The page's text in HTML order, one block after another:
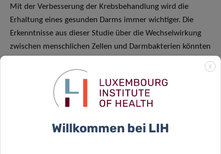
Mit der Verbesserung der Krebsbehandlung wird die
Erhaltung eines gesunden Darms immer wichtiger. Die
Erkenntnisse aus dieser Studie über die Wechselwirkung
zwischen menschlichen Zellen und Darmbakterien könnten
in aller Welt Hoffnung geben.
Die Forschungsergebnisse wurden in der angesehenen
Zeitschrift Cell Host & Microbe unter dem vollständigen
Titel veröffentlicht: „Metabolite-based inter-kingdom
X
Willkommen bei LIH